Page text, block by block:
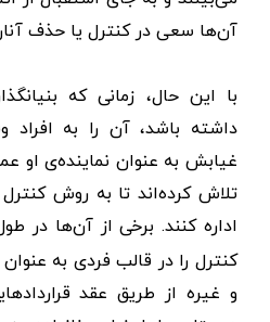
آن‌ها سعی در کنترل یا حذف
با این حال، زمانی که
داشته باشد، آن را به افراد
غیابش به عنوان نماینده‌ی او
تلاش کرده‌اند تا به روش کنترل
اداره کنند. برخی از آن‌ها در
کنترل را در قالب فردی به
و غیره از طریق عقد